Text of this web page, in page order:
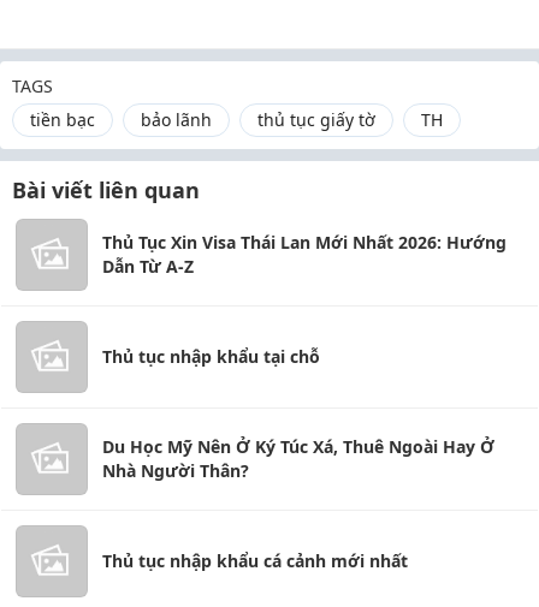
TAGS
tiền bạc
bảo lãnh thủ tục giấy tờ TH
Bài viết liên quan
Thủ Tục Xin Visa Thái Lan Mới Nhất 2026: Hướng
Dẫn Từ A-Z
Thủ tục nhập khẩu tại chỗ
Du Học Mỹ Nên Ở Ký Túc Xá, Thuê Ngoài Hay Ở
Nhà Người Thân?
Thủ tục nhập khẩu cá cảnh mới nhất